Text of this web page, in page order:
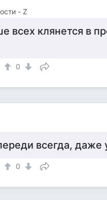
- Z
всех клянется в
0
всегда, даже
0